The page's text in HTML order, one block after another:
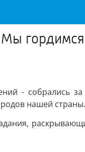
- собрались
нашей страны.